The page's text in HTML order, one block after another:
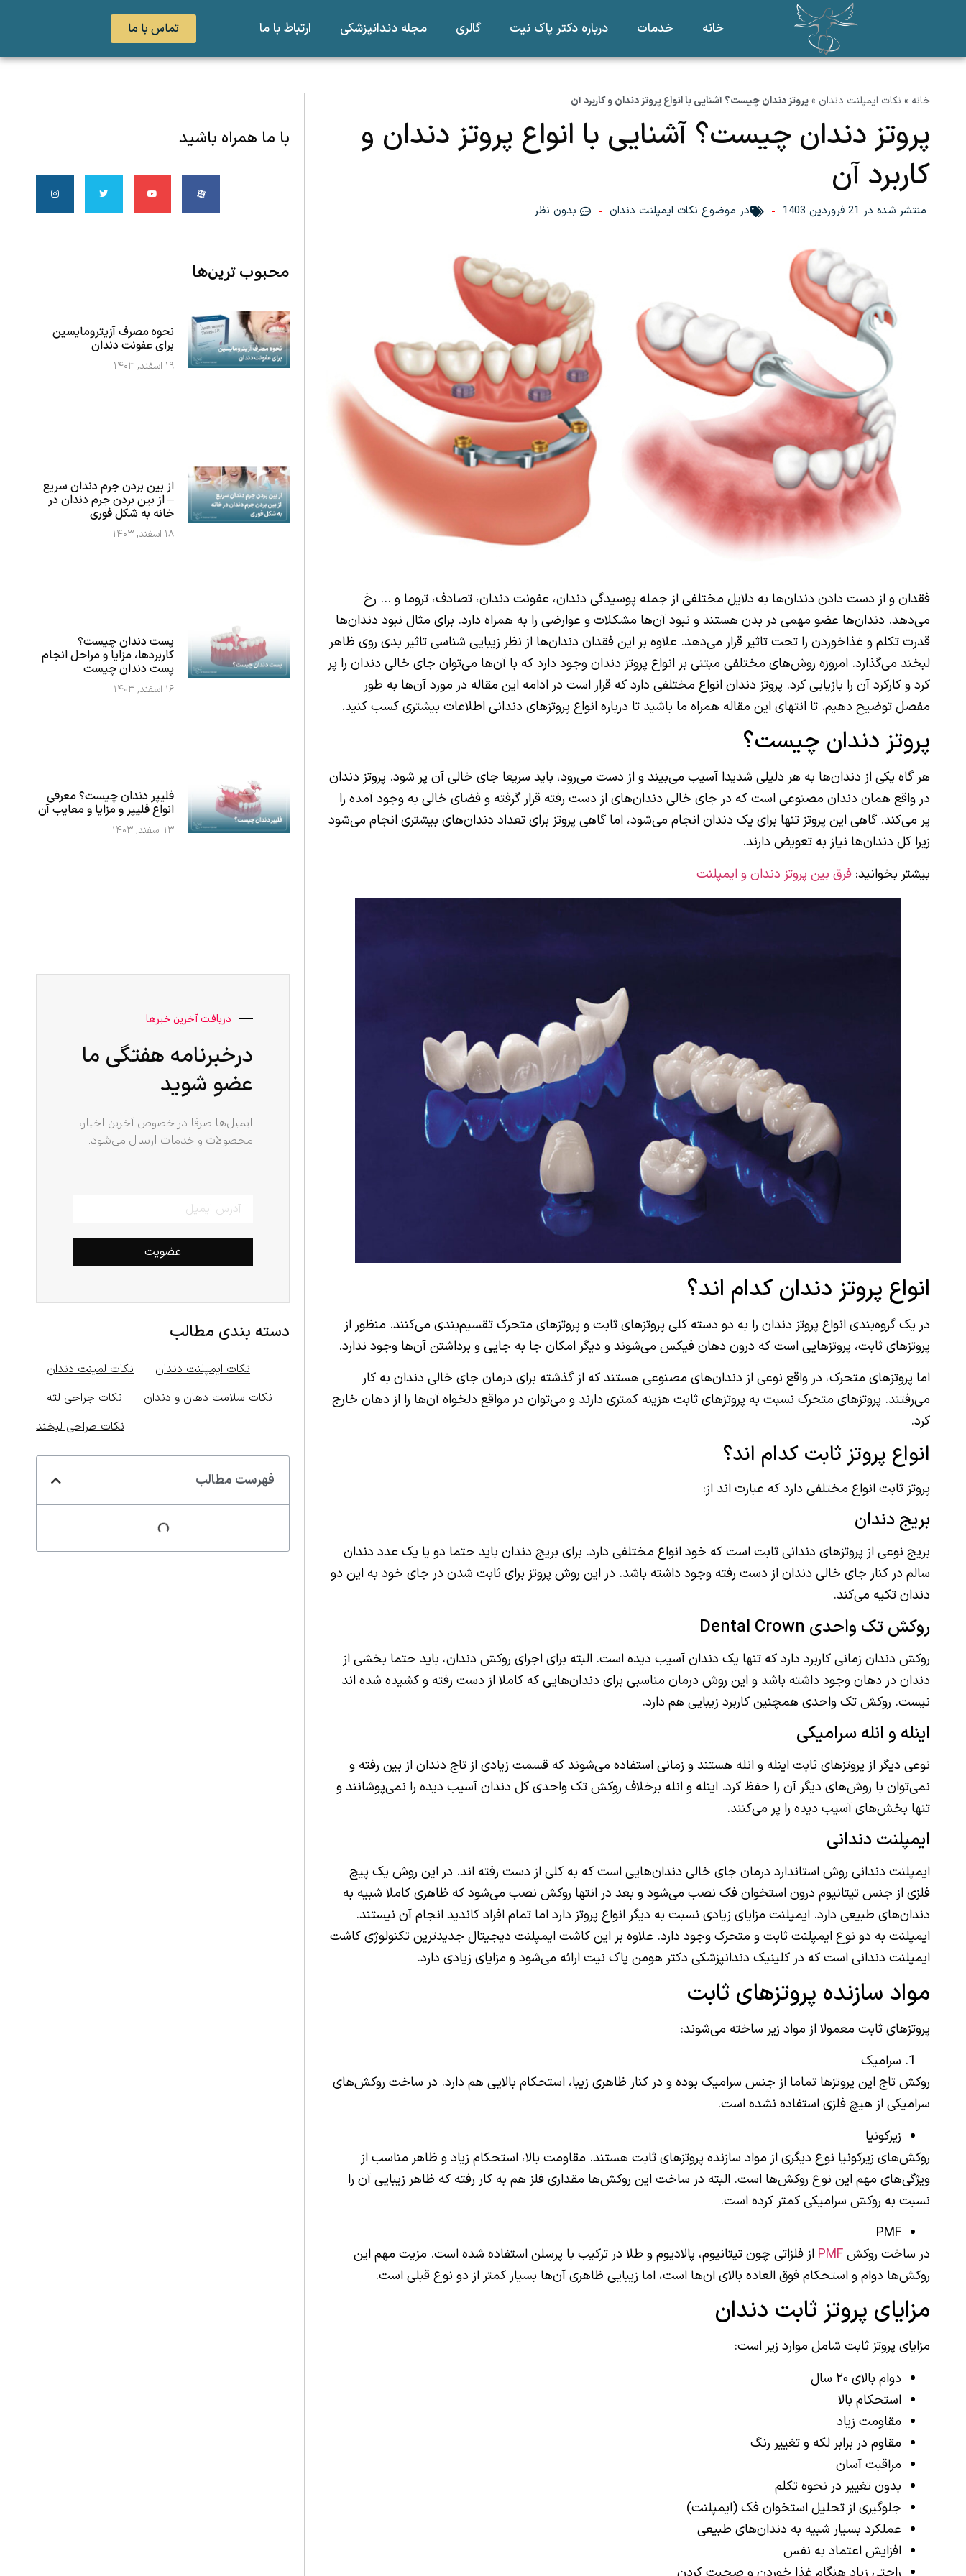
خانه خدمات درباره دکتر پاک نیت گالری مجله دندانپزشکی ارتباط با ما تماس با ما
خانه » نکات ایمپلنت دندان »پروتز دندان چیست؟ آشنایی با انواع پروتز دندان و کاربرد آن
پروتز دندان چیست؟ آشنایی با انواع پروتز دندان و
کاربرد آن
منتشر شده در 21 فروردین 1403 در موضوع نکات ایمپلنت دندان بدون نظر
فقدان و از دست دادن دندان‌ها به دلایل مختلفی از جمله پوسیدگی دندان، عفونت دندان، تصادف، تروما و … رخ
می‌دهد. دندان‌ها عضو مهمی در بدن هستند و نبود آن‌ها مشکلات و عوارضی را به همراه دارد. برای مثال نبود دندان‌ها
قدرت تکلم و غذاخوردن را تحت تاثیر قرار می‌دهد. علاوه بر این فقدان دندان‌ها از نظر زیبایی شناسی تاثیر بدی روی ظاهر
لبخند می‌گذارد. امروزه روش‌های مختلفی مبتنی بر انواع پروتز دندان وجود دارد که با آن‌ها می‌توان جای خالی دندان را پر
کرد و کارکرد آن‌ را بازیابی کرد. پروتز دندان انواع مختلفی دارد که قرار است در ادامه این مقاله در مورد آن‌ها به طور
مفصل توضیح دهیم. تا انتهای این مقاله همراه ما باشید تا درباره انواع پروتزهای دندانی اطلاعات بیشتری کسب کنید.
پروتز دندان چیست؟
هر گاه یکی از دندان‌ها به هر دلیلی شدیدا آسیب می‌بیند و از دست می‌رود، باید سریعا جای خالی آن پر شود. پروتز دندان
در واقع همان دندان مصنوعی است که در جای خالی دندان‌های از دست رفته قرار گرفته و فضای خالی به وجود آمده را
پر می‌کند. گاهی این پروتز تنها برای یک دندان انجام می‌شود، اما گاهی پروتز برای تعداد دندان‌های بیشتری انجام می‌شود
زیرا کل دندان‌ها نیاز به تعویض دارند.
بیشتر بخوانید: فرق بین پروتز دندان و ایمپلنت
انواع پروتز دندان کدام اند؟
در یک گروه‌بندی انواع پروتز دندان را به دو دسته کلی پروتزهای ثابت و پروتزهای متحرک تقسیم‌بندی می‌کنند. منظور از
پروتزهای ثابت، پروتزهایی است که درون دهان فیکس می‌شوند و دیگر امکان جا به جایی و برداشتن آن‌ها وجود ندارد.
اما پروتزهای متحرک، در واقع نوعی از دندان‌های مصنوعی هستند که از گذشته برای درمان جای خالی دندان به کار
می‌رفتند. پروتزهای متحرک نسبت به پروتزهای ثابت هزینه کمتری دارند و می‌توان در مواقع دلخواه آن‌ها را از دهان خارج
کرد.
انواع پروتز ثابت کدام اند؟
پروتز ثابت انواع مختلفی دارد که عبارت اند از:
بریج دندان
بریج نوعی از پروتزهای دندانی ثابت است که خود انواع مختلفی دارد. برای بریج دندان باید حتما دو یا یک عدد دندان
سالم در کنار جای خالی دندان از دست رفته وجود داشته باشد. در این روش پروتز برای ثابت شدن در جای خود به این دو
دندان تکیه می‌کند.
روکش تک واحدی Dental Crown
روکش دندان زمانی کاربرد دارد که تنها یک دندان آسیب دیده است. البته برای اجرای روکش دندان، باید حتما بخشی از
دندان در دهان وجود داشته باشد و این روش درمان مناسبی برای دندان‌هایی که کاملا از دست رفته و کشیده شده اند
نیست. روکش تک واحدی همچنین کاربرد زیبایی هم دارد.
اینله و انله سرامیکی
نوعی دیگر از پروتزهای ثابت اینله و انله هستند و زمانی استفاده می‌شوند که قسمت زیادی از تاج دندان از بین رفته و
نمی‌توان با روش‌های دیگر آن را حفظ کرد. اینله و انله برخلاف روکش تک واحدی کل دندان آسیب دیده را نمی‌پوشانند و
تنها بخش‌های آسیب دیده را پر می‌کنند.
ایمپلنت دندانی
ایمپلنت دندانی روش استاندارد درمان جای خالی دندان‌هایی است که به کلی از دست رفته اند. در این روش یک پیچ
فلزی از جنس تیتانیوم درون استخوان فک نصب می‌شود و بعد در انتها روکش نصب می‌شود که ظاهری کاملا شبیه به
دندان‌های طبیعی دارد. ایمپلنت مزایای زیادی نسبت به دیگر انواع پروتز دارد اما تمام افراد کاندید انجام آن نیستند.
ایمپلنت به دو نوع ایمپلنت ثابت و متحرک وجود دارد. علاوه بر این کاشت ایمپلنت دیجیتال جدیدترین تکنولوژی کاشت
ایمپلنت دندانی است که در کلینیک دندانپزشکی دکتر هومن پاک نیت ارائه می‌شود و مزایای زیادی دارد.
مواد سازنده پروتزهای ثابت
پروتزهای ثابت معمولا از مواد زیر ساخته می‌شوند:
سرامیک
روکش تاج این پروتزها تماما از جنس سرامیک بوده و در کنار ظاهری زیبا،‌ استحکام بالایی هم دارد. در ساخت روکش‌های
سرامیکی از هیچ فلزی استفاده نشده است.
زیرکونیا
روکش‌های زیرکونیا نوع دیگری از مواد سازنده پروتزهای ثابت هستند. مقاومت بالا، استحکام زیاد و ظاهر مناسب از
ویژگی‌های مهم این نوع روکش‌ها است. البته در ساخت این روکش‌ها مقداری فلز هم به کار رفته که ظاهر زیبایی آن را
نسبت به روکش سرامیکی کمتر کرده است.
PMF
در ساخت روکشPMF از فلزاتی چون تیتانیوم،‌ پالادیوم و طلا در ترکیب با پرسلن استفاده شده است. مزیت مهم این
روکش‌ها دوام و استحکام فوق العاده بالای ان‌ها است، اما زیبایی ظاهری آن‌ها بسیار کمتر از دو نوع قبلی است.
مزایای پروتز ثابت دندان
مزایای پروتز ثابت شامل موارد زیر است:
دوام بالای ۲۰ سال
استحکام بالا
مقاومت زیاد
مقاوم در برابر لکه و تغییر رنگ
مراقبت آسان
بدون تغییر در نحوه تکلم
جلوگیری از تحلیل استخوان فک (ایمپلنت)
عملکرد بسیار شبیه به دندان‌های طبیعی
افزایش اعتماد به نفس
با ما همراه باشید
محبوب ‌ترین‌ها
نحوه مصرف آزیترومایسین
برای عفونت دندان
۱۹ اسفند, ۱۴۰۳
از بین بردن جرم دندان سریع
– از بین بردن جرم دندان در
خانه به شکل فوری
۱۸ اسفند, ۱۴۰۳
پست دندان چیست؟
کاربردها، مزایا و مراحل انجام
پست دندان چیست
۱۶ اسفند, ۱۴۰۳
فلیپر دندان چیست؟ معرفی
انواع فلیپر و مزایا و معایب آن
۱۳ اسفند, ۱۴۰۳
دریافت آخرین خبرها
درخبرنامه هفتگی ما
عضو شوید
ایمیل‌ها صرفا در خصوص آخرین اخبار،
محصولات و خدمات ارسال می‌شود.
عضویت
دسته بندی مطالب
نکات ایمپلنت دندان
نکات لمینت دندان
نکات سلامت دهان و دندان
نکات جراحی لثه
نکات طراحی لبخند
فهرست مطالب